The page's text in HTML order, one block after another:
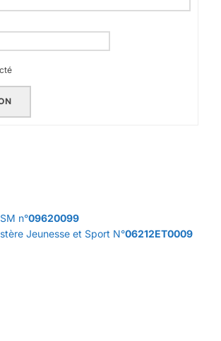
n°09620099
Jeunesse et Sport N°06212ET0009